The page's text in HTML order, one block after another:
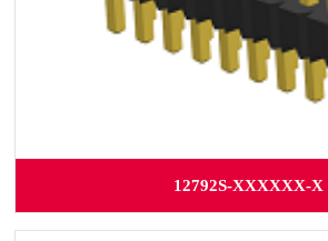
12792S-XXXXXX-X